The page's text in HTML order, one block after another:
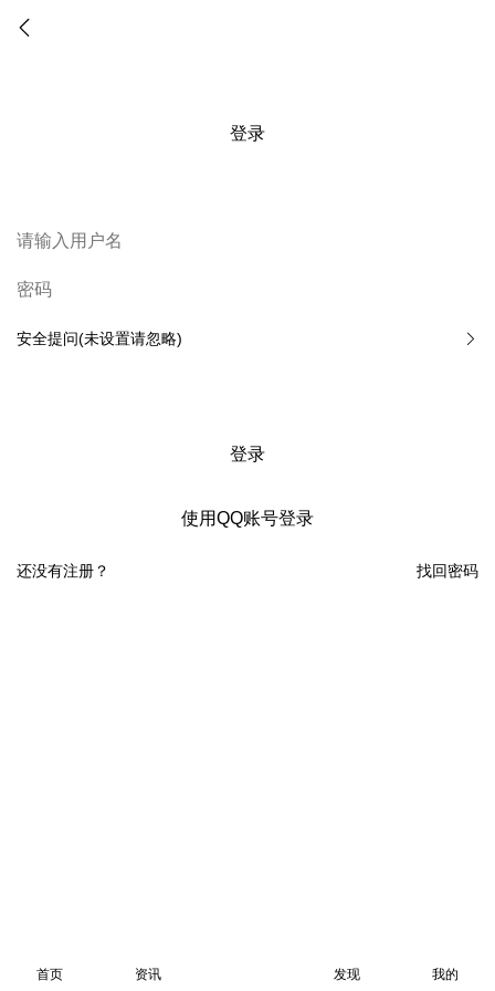
登录
安全提问(未设置请忽略)
登录
使用QQ账号登录
找回密码
还没有注册？
首页 资讯 发现 我的